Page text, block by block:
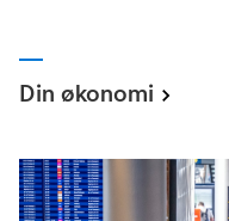
Din økonomi